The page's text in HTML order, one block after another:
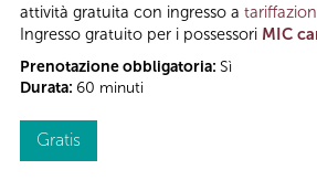
attività gratuita con ingresso a
Ingresso gratuito per i possessori MIC
Prenotazione obbligatoria: Sì
Durata: 60 minuti
Gratis